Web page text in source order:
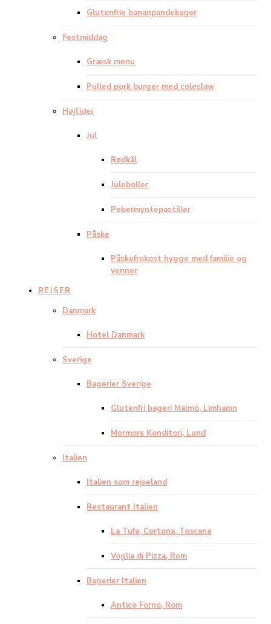
Glutenfrie bananpandekager
Festmiddag
Græsk menu
Pulled pork burger med coleslaw
Højtider
Jul
Rødkål
Juleboller
Pebermyntepastiller
Påske
Påskefrokost hygge med familie og
venner
REJSER
Danmark
Hotel Danmark
Sverige
Bagerier Sverige
Glutenfri bageri Malmö, Limhamn
Mormors Konditori, Lund
Italien
Italien som rejseland
Restaurant Italien
La Tufa, Cortona, Toscana
Voglia di Pizza, Rom
Bagerier Italien
Antico Forno, Rom